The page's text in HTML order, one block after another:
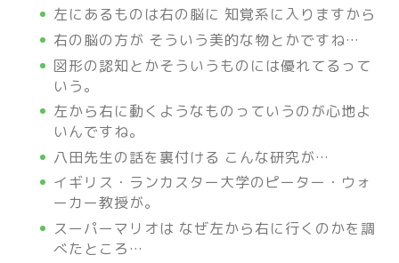
左にあるものは右の脳に 知覚系に入りますから
右の脳の方が そういう美的な物とかですね…
図形の認知とかそういうものには優れてるって
いう。
左から右に動くようなものっていうのが心地よ
いんですね。
八田先生の話を裏付ける こんな研究が…
イギリス・ランカスター大学のピーター・ウォ
ーカー教授が。
スーパーマリオは なぜ左から右に行くのかを調
べたところ…